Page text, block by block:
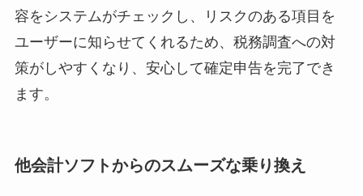
容をシステムがチェックし、リスクのある項目を
ユーザーに知らせてくれるため、税務調査への対
策がしやすくなり、安心して確定申告を完了でき
ます。
他会計ソフトからのスムーズな乗り換え